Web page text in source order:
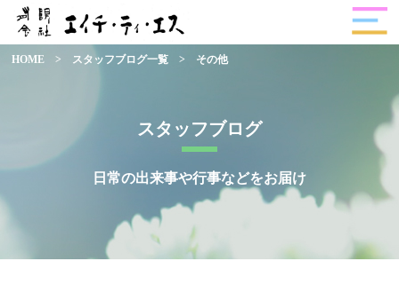
スタッフブログ
日常の出来事や行事などをお届け
HOME > スタッフブログ一覧 > その他